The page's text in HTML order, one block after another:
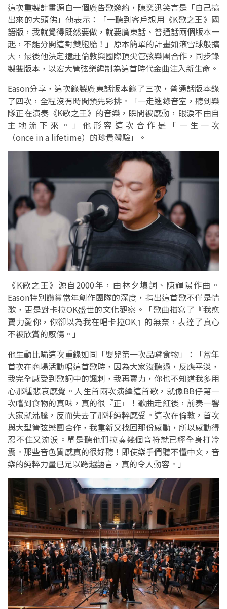
這次重製計畫源自一個廣告歌邀約，陳奕迅笑言是「自己搞
出來的大頭佛」他表示：「一聽到客戶想用《K歌之王》國
語版，我就覺得既然要做，就要廣東話、普通話兩個版本一
起，不能分開這對雙胞胎！」原本簡單的計畫如滾雪球般擴
大，最後他決定遠赴倫敦與國際頂尖管弦樂團合作，同步錄
製雙版本，以宏大管弦樂編制為這首時代金曲注入新生命。
Eason分享，這次錄製廣東話版本錄了三次，普通話版本錄
了四次，全程沒有時間預先彩排。「一走進錄音室，聽到樂
隊正在演奏《K歌之王》的音樂，瞬間被感動，眼淚不由自
主地流下來。」他形容這次合作是「一生一次
（once in a lifetime）的珍貴體驗」。
《K歌之王》源自2000年，由林夕填詞、陳輝陽作曲。
Eason特別讚賞當年創作團隊的深度，指出這首歌不僅是情
歌，更是對卡拉OK盛世的文化觀察。「歌曲描寫了『我愈
賣力愛你，你卻以為我在唱卡拉OK』的無奈，表達了真心
不被欣賞的感傷。」
他生動比喻這次重錄如同「嬰兒第一次品嚐食物」：「當年
首次在商場活動唱這首歌時，因為大家沒聽過，反應平淡，
我完全感受到歌詞中的諷刺，我再賣力，你也不知道我多用
心那種悲哀感覺。人生首兩次演繹這首歌，就像BB仔第一
次嚐到食物的真味，真的很『正』！歌曲走紅後，前奏一響
大家就沸騰，反而失去了那種純粹感受。這次在倫敦，首次
與大型管弦樂團合作，我重新又找回那份感動，所以感動得
忍不住又流淚。單是聽他們拉奏幾個音符就已經全身打冷
震。那些音色質感真的很好聽！即使樂手們聽不懂中文，音
樂的純粹力量已足以跨越語言，真的令人動容。」